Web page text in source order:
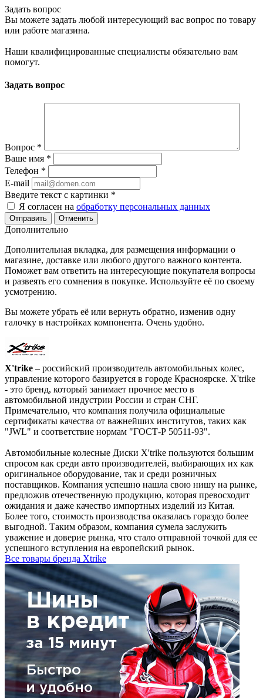
Задать вопрос
Вы можете задать любой интересующий вас вопрос по товару
или работе магазина.
Наши квалифицированные специалисты обязательно вам
помогут.
Задать вопрос
Вопрос *
Ваше имя *
Телефон *
E-mail
Введите текст с картинки *
Я согласен на обработку персональных данных
Отменить
Дополнительно
Дополнительная вкладка, для размещения информации о
магазине, доставке или любого другого важного контента.
Поможет вам ответить на интересующие покупателя вопросы
и развеять его сомнения в покупке. Используйте её по своему
усмотрению.
Вы можете убрать её или вернуть обратно, изменив одну
галочку в настройках компонента. Очень удобно.
X'trike – российский производитель автомобильных колес,
управление которого базируется в городе Красноярске. X'trike
- это бренд, который занимает прочное место в
автомобильной индустрии России и стран СНГ.
Примечательно, что компания получила официальные
сертификаты качества от важнейших институтов, таких как
"JWL" и соответствие нормам "ГОСТ-Р 50511-93".
Автомобильные колесные Диски X'trike пользуются большим
спросом как среди авто производителей, выбирающих их как
оригинальное оборудование, так и среди розничных
поставщиков. Компания успешно нашла свою нишу на рынке,
предложив отечественную продукцию, которая превосходит
ожидания и даже качество импортных изделий из Китая.
Более того, стоимость производства оказалась гораздо более
выгодной. Таким образом, компания сумела заслужить
уважение и доверие рынка, что стало отправной точкой для ее
успешного вступления на европейский рынок.
Все товары бренда Xtrike